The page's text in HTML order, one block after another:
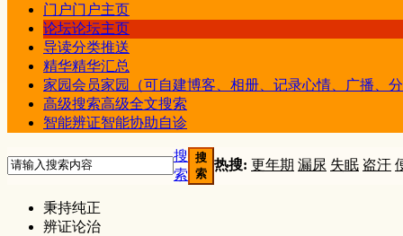
门户门户主页
论坛论坛主页
导读分类推送
精华精华汇总
家园会员家园（可自建博客、相册、记录心情、广播、
高级搜索高级全文搜索
智能辨证智能协助自诊
搜
索
搜
索
热搜: 更年期 漏尿 失眠 盗汗
秉持纯正
辨证论治